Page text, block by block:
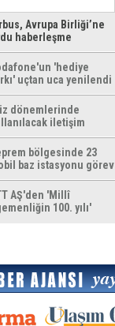
Avrupa Birliği’ne
haberleşme
sunuyor
'hediye
uçtan uca yenilendi
dönemlerinde
iletişim
rehberi
bölgesinde 23
baz istasyonu görev
AŞ'den 'Millî
100. yılı'